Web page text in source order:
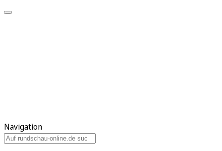
Navigation